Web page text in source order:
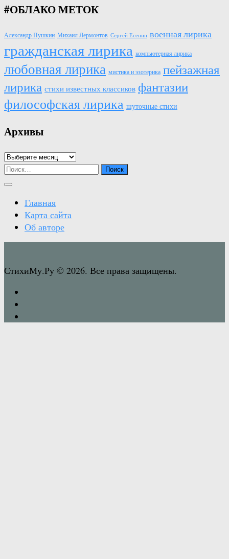
#ОБЛАКО МЕТОК
Александр Пушкин Михаил Лермонтов Сергей Есенин военная лирика
гражданская лирика компьютерная лирика
любовная лирика мистика и эзотерика пейзажная
лирика стихи известных классиков фантазии
философская лирика шуточные стихи
Архивы
Архивы
Найти:
Главная
Карта сайта
Об авторе
СтихиМу.Ру © 2026. Все права защищены.